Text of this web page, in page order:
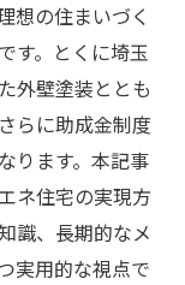
想の住まいづく
す。とくに埼玉
外壁塗装ととも
らに助成金制度
ります。本記事
ネ住宅の実現方
識、長期的なメ
実用的な視点で